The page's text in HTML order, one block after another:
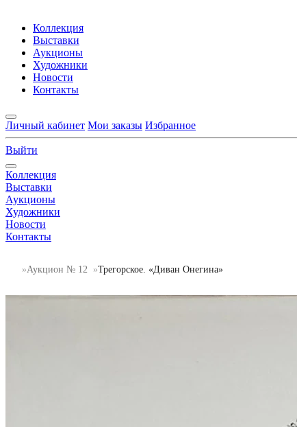
Коллекция
Выставки
Аукционы
Художники
Новости
Контакты
Личный кабинет Мои заказы Избранное
Выйти
Коллекция
Выставки
Аукционы
Художники
Новости
Контакты
Аукцион № 12 Трегорское. «Диван Онегина»